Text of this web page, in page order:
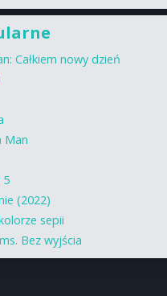
Całkiem nowy dzień
Man
5
(2022)
sepii
Bez wyjścia